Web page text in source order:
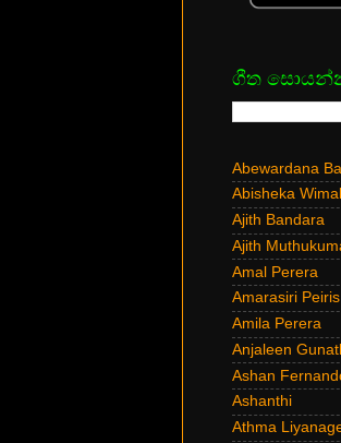
ගීත
Abewardana
Abisheka
Ajith Bandara
Ajith
Amal Perera
Amarasiri Peiris
Amila Perera
Anjaleen
Ashan
Ashanthi
Athma